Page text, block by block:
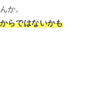
か。
らではないかも